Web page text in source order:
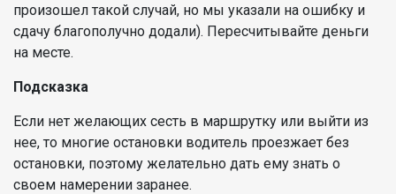
произошел такой случай, но мы указали на ошибку и
сдачу благополучно додали). Пересчитывайте деньги
на месте.
Подсказка
Если нет желающих сесть в маршрутку или выйти из
нее, то многие остановки водитель проезжает без
остановки, поэтому желательно дать ему знать о
своем намерении заранее.